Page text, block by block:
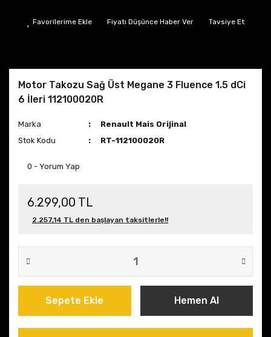
Fiyatı Düşünce Haber Ver Tavsiye Et
Motor Takozu Sağ Üst Megane 3 Fluence 1.5 dCi
6 İleri 112100020R
Marka
Renault Mais Orijinal
Stok Kodu
RT-112100020R
0 - Yorum Yap
6.299,00 TL
2.257,14 TL den başlayan taksitlerle!!
Sepete Ekle Hemen Al